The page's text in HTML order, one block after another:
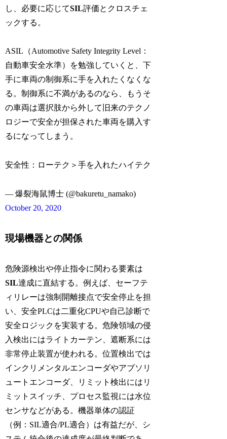
し、必要に応じてSIL評価とクロスチェ
ックする。
ASIL（Automotive Safety Integrity Level：
自動車安全水準）を勉強していくと、下
手に車両の制御系に手を入れたくなくな
る。制御系に不満があるのなら、もうそ
の車両は選択肢から外して旧来のテクノ
ロジーで安全が担保された車両を購入す
るになってしまう。
安全性：ローテク＞手を入れたハイテク
— 爆裂海鼠博士 (@bakuretu_namako)
October 20, 2020
現場機器との関係
危険源検出や停止指令に関わる要素は
SIL達成に直結する。例えば、セーフテ
ィリレーは強制開離接点で安全停止を担
い、安全PLCは二重化CPUや自己診断で
安全ロジックを実装する。危険領域の侵
入検出にはライトカーテン、遮断系には
非常停止装置が使われる。位置検出では
インクリメンタルエンコーダやアブソリ
ュートエンコーダ、リミット検出にはリ
ミットスイッチ、プロセス監視には水位
センサなどがある。機器単体の認証
（例：SIL適合/PL適合）は有益だが、シ